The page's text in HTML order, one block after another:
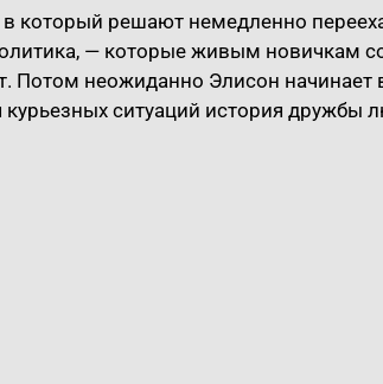
который решают немедленно
— которые живым новичкам
Потом неожиданно Элисон начинает
ситуаций история дружбы